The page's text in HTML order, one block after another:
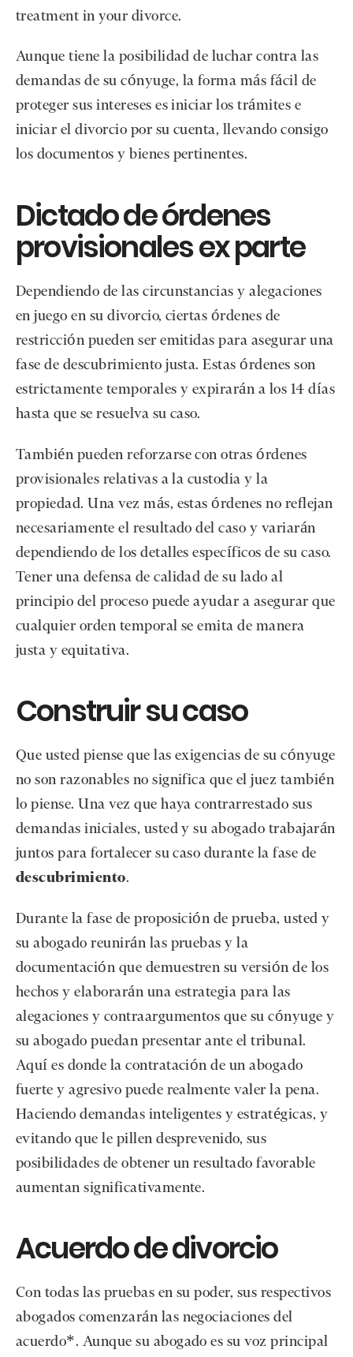
treatment in your divorce.
Aunque tiene la posibilidad de luchar contra las
demandas de su cónyuge, la forma más fácil de
proteger sus intereses es iniciar los trámites e
iniciar el divorcio por su cuenta, llevando consigo
los documentos y bienes pertinentes.
Dictado de órdenes
provisionales ex parte
Dependiendo de las circunstancias y alegaciones
en juego en su divorcio, ciertas órdenes de
restricción pueden ser emitidas para asegurar una
fase de descubrimiento justa. Estas órdenes son
estrictamente temporales y expirarán a los 14 días
hasta que se resuelva su caso.
También pueden reforzarse con otras órdenes
provisionales relativas a la custodia y la
propiedad. Una vez más, estas órdenes no reflejan
necesariamente el resultado del caso y variarán
dependiendo de los detalles específicos de su caso.
Tener una defensa de calidad de su lado al
principio del proceso puede ayudar a asegurar que
cualquier orden temporal se emita de manera
justa y equitativa.
Construir su caso
Que usted piense que las exigencias de su cónyuge
no son razonables no significa que el juez también
lo piense. Una vez que haya contrarrestado sus
demandas iniciales, usted y su abogado trabajarán
juntos para fortalecer su caso durante la fase de
descubrimiento.
Durante la fase de proposición de prueba, usted y
su abogado reunirán las pruebas y la
documentación que demuestren su versión de los
hechos y elaborarán una estrategia para las
alegaciones y contraargumentos que su cónyuge y
su abogado puedan presentar ante el tribunal.
Aquí es donde la contratación de un abogado
fuerte y agresivo puede realmente valer la pena.
Haciendo demandas inteligentes y estratégicas, y
evitando que le pillen desprevenido, sus
posibilidades de obtener un resultado favorable
aumentan significativamente.
Acuerdo de divorcio
Con todas las pruebas en su poder, sus respectivos
abogados comenzarán las negociaciones del
acuerdo*. Aunque su abogado es su voz principal